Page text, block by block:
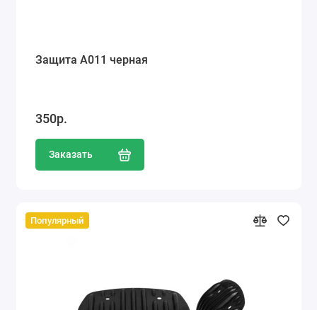
Защита А011 черная
350р.
Заказать
Популярный